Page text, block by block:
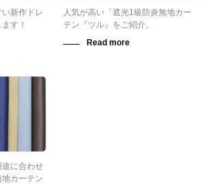
新作ドレ
す！
人気が高い「遮光1級防炎無地カー
テン『ツル』をご紹介。
途に合わせ
カーテン